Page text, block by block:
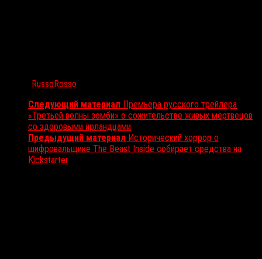
RussoRosso
Следующий материал Премьера русского трейлера
«Третьей волны зомби» о сожительстве живых мертвецов
со здоровыми ирландцами
Предыдущий материал Исторический хоррор о
шифровальщике The Beast Inside собирает средства на
Kickstarter